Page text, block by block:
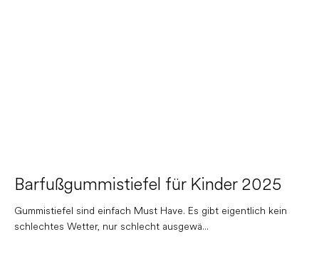
Barfußgummistiefel für Kinder 2025
Gummistiefel sind einfach Must Have. Es gibt eigentlich kein
schlechtes Wetter, nur schlecht ausgewä...